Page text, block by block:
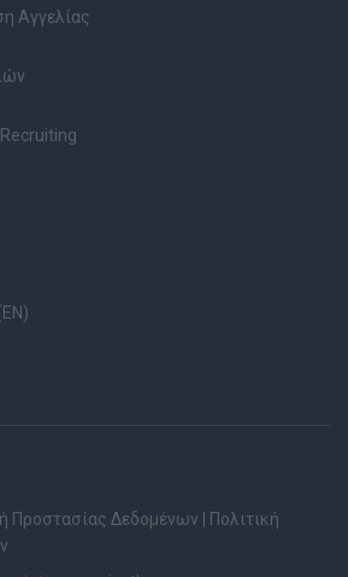
Αγγελίας
Προστασίας Δεδομένων
Πολιτική